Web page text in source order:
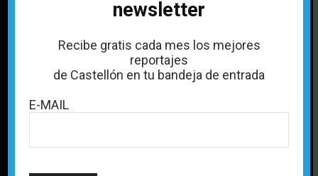
Política de privacidad
Política de Cookies
newsletter
Recibe gratis cada mes los mejores
reportajes
de Castellón en tu bandeja de entrada
E-MAIL